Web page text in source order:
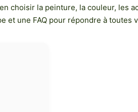
la peinture, la couleur, les
une FAQ pour répondre à